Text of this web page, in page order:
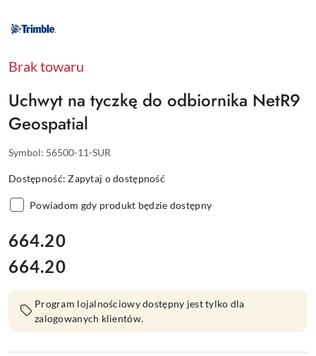
NAZWA
PRODUCENTA:
Brak towaru
Uchwyt na tyczkę do odbiornika NetR9
Geospatial
Symbol: 56500-11-SUR
Dostępność:Zapytaj o dostępność
Powiadom gdy produkt będzie dostępny
cena:
664.20
Cena:
664.20
Program lojalnościowy dostępny jest tylko dla
zalogowanych klientów.